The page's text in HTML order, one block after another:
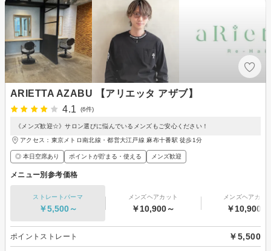
ARIETTA AZABU 【アリエッタ アザブ】
4.1
(6件)
《メンズ歓迎☆》サロン選びに悩んでいるメンズもご安心ください！
アクセス：東京メトロ南北線・都営大江戸線 麻布十番駅 徒歩1分
◎ 本日空席あり ポイントが貯まる・使える メンズ歓迎
メニュー別参考価格
ストレートパーマ
￥5,500～
メンズヘアカット
￥10,900～
メンズヘアカラ
￥10,900～
ポイントストレート ￥5,500